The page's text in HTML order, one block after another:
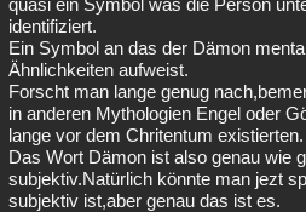
quasi ein Symbol was die Person
identifiziert.
Ein Symbol an das der Dämon
Ähnlichkeiten aufweist.
Forscht man lange genug
in anderen Mythologien Engel oder
lange vor dem Chritentum existierten.
Das Wort Dämon ist also genau wie
subjektiv.Natürlich könnte man jezt
subjektiv ist,aber genau das ist es.